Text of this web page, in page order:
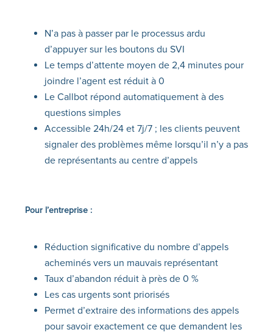
N’a pas à passer par le processus ardu
d’appuyer sur les boutons du SVI
Le temps d’attente moyen de 2,4 minutes pour
joindre l’agent est réduit à 0
Le Callbot répond automatiquement à des
questions simples
Accessible 24h/24 et 7j/7 ; les clients peuvent
signaler des problèmes même lorsqu’il n’y a pas
de représentants au centre d’appels
Pour l’entreprise :
Réduction significative du nombre d’appels
acheminés vers un mauvais représentant
Taux d’abandon réduit à près de 0 %
Les cas urgents sont priorisés
Permet d’extraire des informations des appels
pour savoir exactement ce que demandent les